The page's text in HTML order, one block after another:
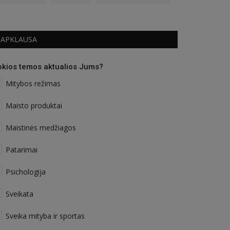
APKLAUSA
temos aktualios Jums?
Mitybos režimas
Maisto produktai
Maistinės medžiagos
Patarimai
Psichologija
Sveikata
Sveika mityba ir sportas